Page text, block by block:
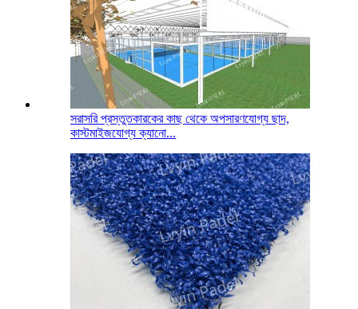
সরাসরি প্রস্তুতকারকের কাছ থেকে অপসারণযোগ্য ছাদ,
কাস্টমাইজযোগ্য ক্যানো...